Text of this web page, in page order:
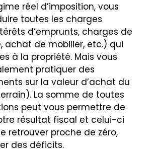
réel d’imposition, vous
toutes les charges
d’emprunts, charges de
achat de mobilier, etc.) qui
à la propriété. Mais vous
pratiquer des
sur la valeur d’achat du
La somme de toutes
peut vous permettre de
résultat fiscal et celui-ci
retrouver proche de zéro,
des déficits.